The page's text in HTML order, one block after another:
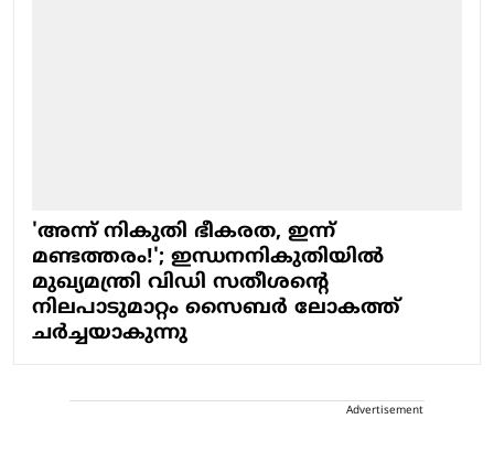
'അന്ന് നികുതി ഭീകരത, ഇന്ന്
മണ്ടത്തരം!'; ഇന്ധനനികുതിയിൽ
മുഖ്യമന്ത്രി വിഡി സതീശന്റെ
നിലപാടുമാറ്റം സൈബർ ലോകത്ത്
ചർച്ചയാകുന്നു
Advertisement